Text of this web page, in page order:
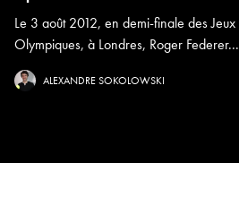
Le 3 août 2012, en demi-finale des Jeux
Olympiques, à Londres, Roger Federer...
ALEXANDRE SOKOLOWSKI